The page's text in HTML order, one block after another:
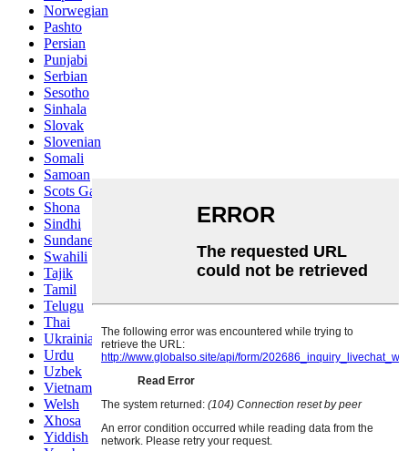
Norwegian
Pashto
Persian
Punjabi
Serbian
Sesotho
Sinhala
Slovak
Slovenian
Somali
Samoan
Scots Gaelic
Shona
Sindhi
Sundanese
Swahili
Tajik
Tamil
Telugu
Thai
Ukrainian
Urdu
Uzbek
Vietnamese
Welsh
Xhosa
Yiddish